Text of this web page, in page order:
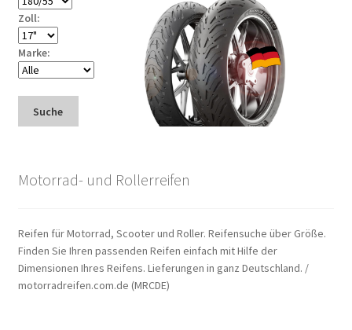
Zoll:
Marke:
Suche
Motorrad- und Rollerreifen
Reifen für Motorrad, Scooter und Roller. Reifensuche über Größe.
Finden Sie Ihren passenden Reifen einfach mit Hilfe der
Dimensionen Ihres Reifens. Lieferungen in ganz Deutschland. /
motorradreifen.com.de (MRCDE)